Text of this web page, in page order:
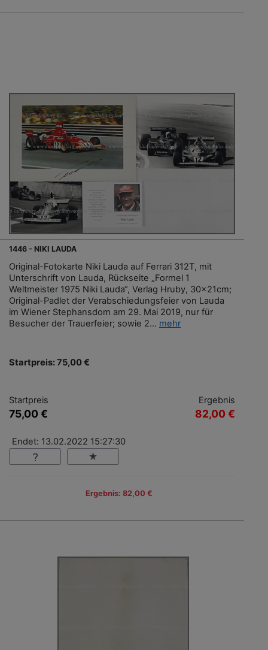
1446 - NIKI LAUDA
Original-Fotokarte Niki Lauda auf Ferrari 312T, mit
Unterschrift von Lauda, Rückseite „Formel 1
Weltmeister 1975 Niki Lauda“, Verlag Hruby, 30x21cm;
Original-Padlet der Verabschiedungsfeier von Lauda
im Wiener Stephansdom am 29. Mai 2019, nur für
Besucher der Trauerfeier; sowie 2... mehr
Startpreis: 75,00 €
Startpreis
75,00 €
Ergebnis
82,00 €
Endet: 13.02.2022 15:27:30
Ergebnis: 82,00 €